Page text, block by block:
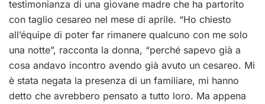
testimonianza di una giovane madre che ha partorito
con taglio cesareo nel mese di aprile. “Ho chiesto
all’équipe di poter far rimanere qualcuno con me solo
una notte”, racconta la donna, “perché sapevo già a
cosa andavo incontro avendo già avuto un cesareo. Mi
è stata negata la presenza di un familiare, mi hanno
detto che avrebbero pensato a tutto loro. Ma appena